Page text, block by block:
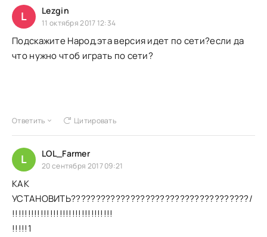
L Lezgin
11 октября 2017 12:34
Подскажите Народ,эта версия идет по сети?если да
что нужно чтоб играть по сети?
Ответить Цитировать
L LOL_Farmer
20 сентября 2017 09:21
КАК
УСТАНОВИТЬ????????????????????????????????????/
!!!!!!!!!!!!!!!!!!!!!!!!!!!!!!!!
!!!!!1